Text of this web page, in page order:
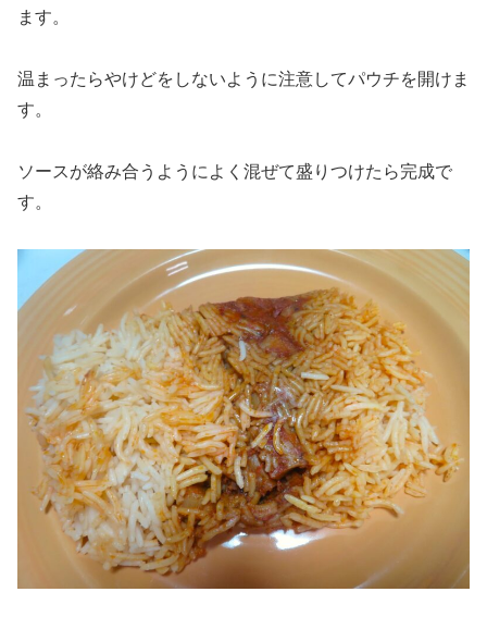
ます。
温まったらやけどをしないように注意してパウチを開けま
す。
ソースが絡み合うようによく混ぜて盛りつけたら完成で
す。